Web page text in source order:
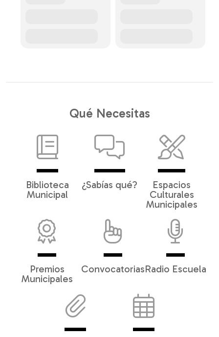
Qué Necesitas
Biblioteca
Municipal
¿Sabías qué?
Espacios
Culturales
Municipales
Premios
Municipales
ConvocatoriasRadio Escuela